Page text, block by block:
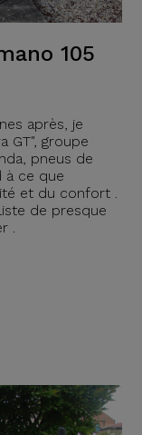
105
après, je
GT", groupe
pneus de
à ce que
et du confort .
de presque
.